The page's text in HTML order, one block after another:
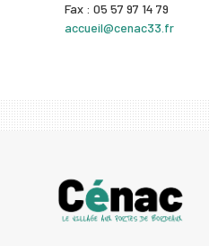
Fax : 05 57 97 14 79
accueil@cenac33.fr